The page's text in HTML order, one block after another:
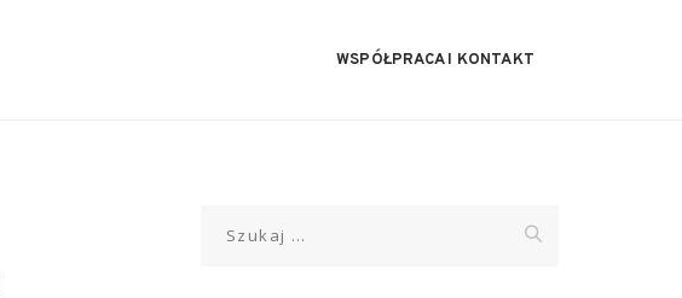
WSPÓŁPRACA I KONTAKT